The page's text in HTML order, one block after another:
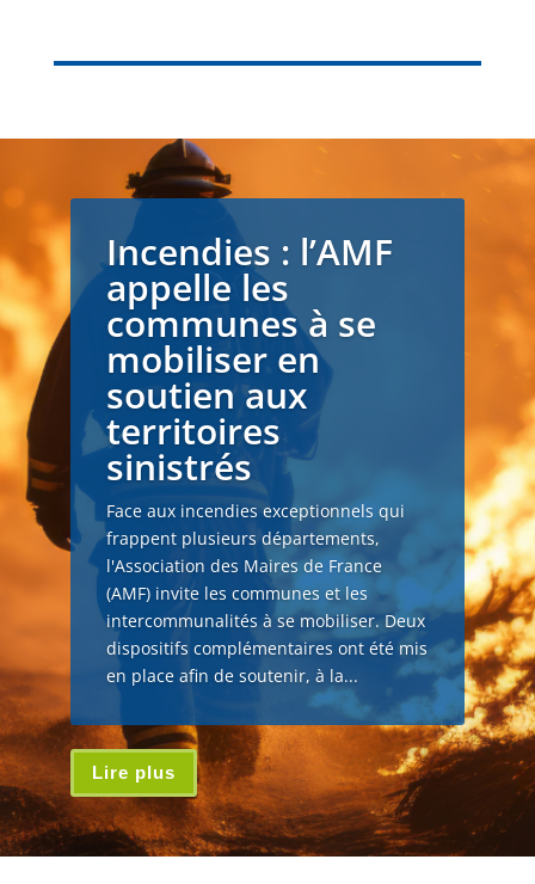
Incendies : l’AMF
appelle les
communes à se
mobiliser en
soutien aux
territoires
sinistrés
Face aux incendies exceptionnels qui
frappent plusieurs départements,
l'Association des Maires de France
(AMF) invite les communes et les
intercommunalités à se mobiliser. Deux
dispositifs complémentaires ont été mis
en place afin de soutenir, à la...
Lire plus